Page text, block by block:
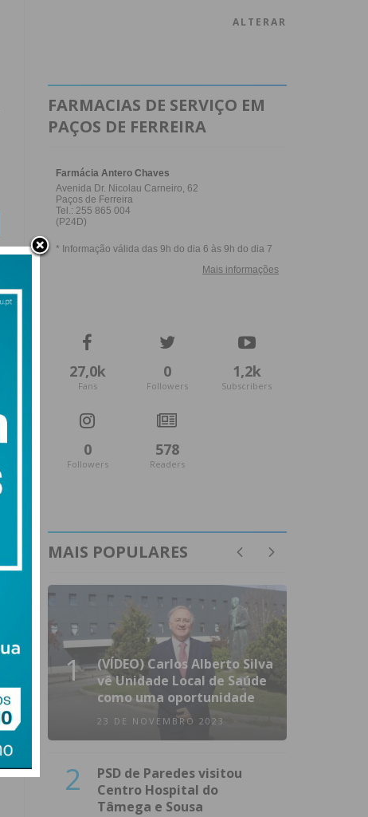
ALTERAR
FARMACIAS DE SERVIÇO EM
PAÇOS DE FERREIRA
27,0k
Fans
0
Followers
1,2k
Subscribers
0
Followers
578
Readers
MAIS POPULARES
1
(VÍDEO) Carlos Alberto Silva
vê Unidade Local de Saúde
como uma oportunidade
23 DE NOVEMBRO 2023
2
PSD de Paredes visitou
Centro Hospital do
Tâmega e Sousa